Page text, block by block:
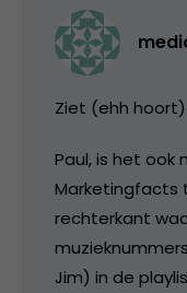
Ziet (ehh
Paul, is het ook
Marketingfacts
rechterkant
Jim) in de